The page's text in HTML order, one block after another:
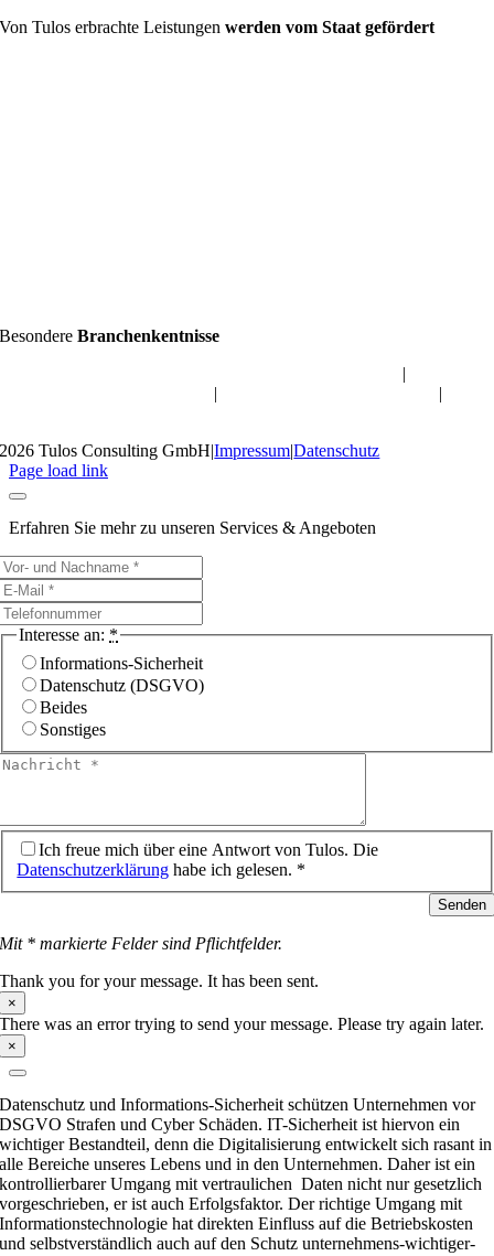
Von Tulos erbrachte Leistungenwerden vom Staat gefördert
BesondereBranchenkentnisse
|
|
|
2026 Tulos Consulting GmbH|Impressum|Datenschutz
Page load link
Erfahren Sie mehr zu unseren Services & Angeboten
Interesse an: *
Informations-Sicherheit
Datenschutz (DSGVO)
Beides
Sonstiges
Ich freue mich über eine Antwort von Tulos. Die
Datenschutzerklärung habe ich gelesen. *
Senden
Mit * markierte Felder sind Pflichtfelder.
Thank you for your message. It has been sent.
×
There was an error trying to send your message. Please try again later.
×
Datenschutz und Informations-Sicherheit schützen Unternehmen vor
DSGVO Strafen und Cyber Schäden. IT-Sicherheit ist hiervon ein
wichtiger Bestandteil, denn die Digitalisierung entwickelt sich rasant in
alle Bereiche unseres Lebens und in den Unternehmen. Daher ist ein
kontrollierbarer Umgang mit vertraulichen Daten nicht nur gesetzlich
vorgeschrieben, er ist auch Erfolgsfaktor. Der richtige Umgang mit
Informationstechnologie hat direkten Einfluss auf die Betriebskosten
und selbstverständlich auch auf den Schutz unternehmens-wichtiger-